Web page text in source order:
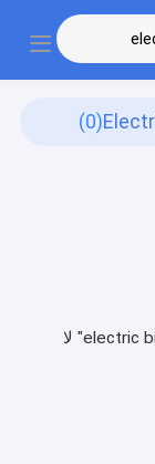
(0)
بحثك "electric bicycle un38 3 2s 7 4v 6000mah" لا